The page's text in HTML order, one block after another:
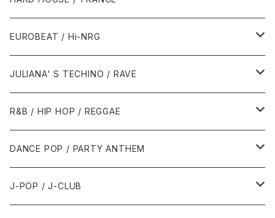
1987年・以前
1988年
1990年代
1990年
1991年
2000年代
2000年
2001年
2010年代
2010年
2011年
1990年代
1994年・以前
1995年
2000年代
2000年
2001年
EUROBEAT / Hi-NRG
1980年代
1986年・以前
1987年
1990年代
1990年
1991年
2000年代
JULIANA' S TECHINO / RAVE
1990年代
1990年
1991年
2000年代
2000年
R&B / HIP HOP / REGGAE
1980年代
1985年・以前
1990年代
DANCE POP / PARTY ANTHEM
1980年代
J-POP / J-CLUB